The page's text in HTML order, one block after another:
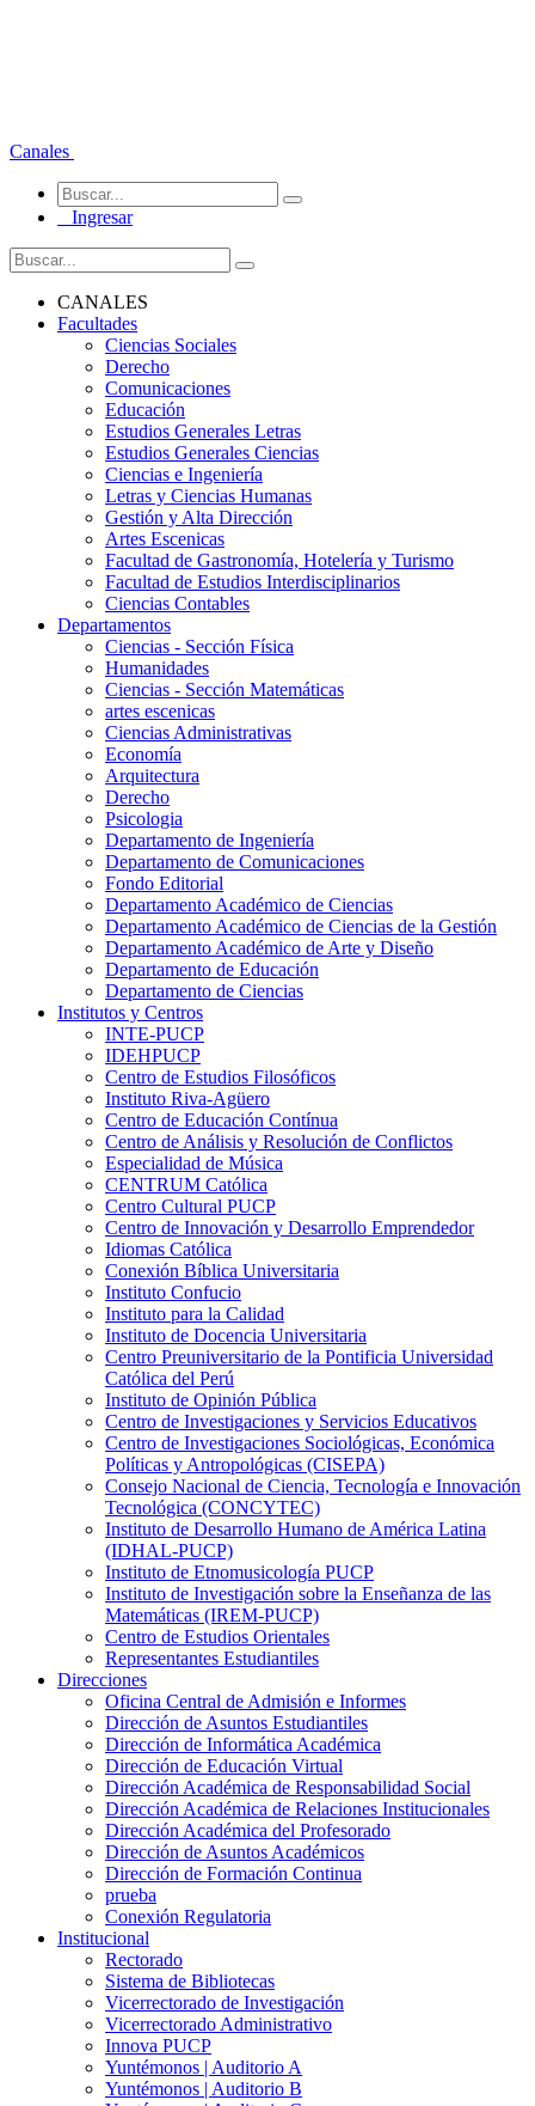
Canales
Ingresar
CANALES
Facultades
Ciencias Sociales
Derecho
Comunicaciones
Educación
Estudios Generales Letras
Estudios Generales Ciencias
Ciencias e Ingeniería
Letras y Ciencias Humanas
Gestión y Alta Dirección
Artes Escenicas
Facultad de Gastronomía, Hotelería y Turismo
Facultad de Estudios Interdisciplinarios
Ciencias Contables
Departamentos
Ciencias - Sección Física
Humanidades
Ciencias - Sección Matemáticas
artes escenicas
Ciencias Administrativas
Economía
Arquitectura
Derecho
Psicologia
Departamento de Ingeniería
Departamento de Comunicaciones
Fondo Editorial
Departamento Académico de Ciencias
Departamento Académico de Ciencias de la Gestión
Departamento Académico de Arte y Diseño
Departamento de Educación
Departamento de Ciencias
Institutos y Centros
INTE-PUCP
IDEHPUCP
Centro de Estudios Filosóficos
Instituto Riva-Agüero
Centro de Educación Contínua
Centro de Análisis y Resolución de Conflictos
Especialidad de Música
CENTRUM Católica
Centro Cultural PUCP
Centro de Innovación y Desarrollo Emprendedor
Idiomas Católica
Conexión Bíblica Universitaria
Instituto Confucio
Instituto para la Calidad
Instituto de Docencia Universitaria
Centro Preuniversitario de la Pontificia Universidad
Católica del Perú
Instituto de Opinión Pública
Centro de Investigaciones y Servicios Educativos
Centro de Investigaciones Sociológicas, Económica
Políticas y Antropológicas (CISEPA)
Consejo Nacional de Ciencia, Tecnología e Innovación
Tecnológica (CONCYTEC)
Instituto de Desarrollo Humano de América Latina
(IDHAL-PUCP)
Instituto de Etnomusicología PUCP
Instituto de Investigación sobre la Enseñanza de las
Matemáticas (IREM-PUCP)
Centro de Estudios Orientales
Representantes Estudiantiles
Direcciones
Oficina Central de Admisión e Informes
Dirección de Asuntos Estudiantiles
Dirección de Informática Académica
Dirección de Educación Virtual
Dirección Académica de Responsabilidad Social
Dirección Académica de Relaciones Institucionales
Dirección Académica del Profesorado
Dirección de Asuntos Académicos
Dirección de Formación Continua
prueba
Conexión Regulatoria
Institucional
Rectorado
Sistema de Bibliotecas
Vicerrectorado de Investigación
Vicerrectorado Administrativo
Innova PUCP
Yuntémonos | Auditorio A
Yuntémonos | Auditorio B